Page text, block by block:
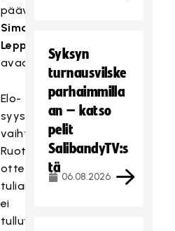
päävalmentaja
Simo
Leppänen
avaa.
Elo-
syyskuun
vaihteen
Ruotsi-
otteluista
tuliaisina
ei
tullut
Syksyn
turnausvilske
parhaimmilla
an – katso
pelit
SalibandyTV:s
tä
06.08.2026